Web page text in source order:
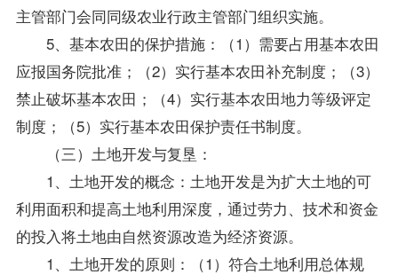
主管部门会同同级农业行政主管部门组织实施。
5、基本农田的保护措施：（1）需要占用基本农田
应报国务院批准；（2）实行基本农田补充制度；（3）
禁止破坏基本农田；（4）实行基本农田地力等级评定
制度；（5）实行基本农田保护责任书制度。
（三）土地开发与复垦：
1、土地开发的概念：土地开发是为扩大土地的可
利用面积和提高土地利用深度，通过劳力、技术和资金
的投入将土地由自然资源改造为经济资源。
1、土地开发的原则：（1）符合土地利用总体规